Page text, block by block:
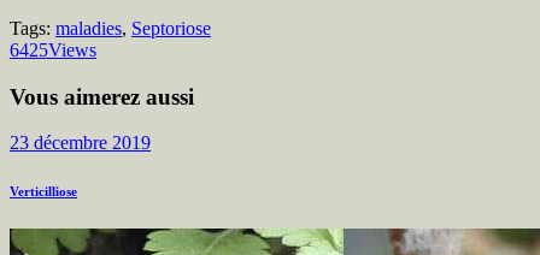
Tags: maladies, Septoriose
6425Views
Vous aimerez aussi
23 décembre 2019
Verticilliose